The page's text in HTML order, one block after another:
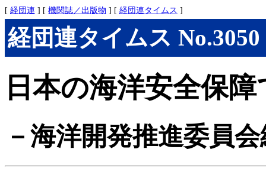
[ 経団連 ] [ 機関誌／出版物 ] [ 経団連タイムス ]
経団連タイムス No.3050
日本の海洋安全保
－海洋開発推進委員